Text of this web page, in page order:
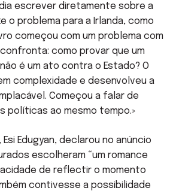
escrever diretamente sobre a
o problema para a Irlanda, como
começou com um problema com
como provar que um
é um ato contra o Estado? O
complexidade e desenvolveu a
Começou a falar de
políticas ao mesmo tempo.»
Edugyan, declarou no anúncio
escolheram “um romance
de reflectir o momento
contivesse a possibilidade